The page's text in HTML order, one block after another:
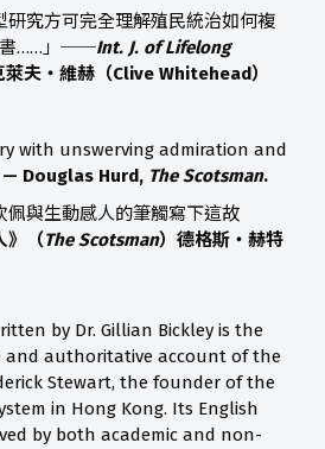
研究方可完全理解殖民統治如何複
……」 ──Int. J. of Lifelong
萊夫‧維赫（Clive Whitehead）
with unswerving admiration and
— Douglas Hurd, The Scotsman.
佩與生動感人的筆觸寫下這故
（The Scotsman）德格斯‧赫特
by Dr. Gillian Bickley is the
and authoritative account of the
Stewart, the founder of the
in Hong Kong. Its English
by both academic and non-